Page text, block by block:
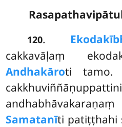
120.
cakkavāḷaṃ
Andhakāroti tamo.
Samatanīti patiṭṭhahi